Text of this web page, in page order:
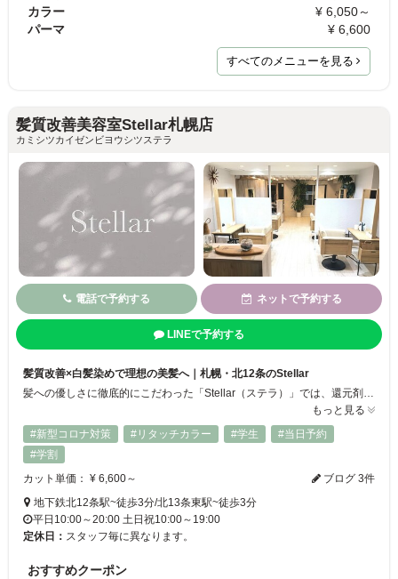
カラー
¥ 6,050～
パーマ
¥ 6,600
すべてのメニューを見る
髪質改善美容室Stellar札幌店
カミシツカイゼンビヨウシツステラ
電話で予約する ネットで予約する
LINEで予約する
髪質改善×白髪染めで理想の美髪へ｜札幌・北12条のStellar
髪への優しさに徹底的にこだわった「Stellar（ステラ）」では、還元剤を使わない髪質改善と白髪染めを融合。毎月染めても傷みにくく、気になる白髪も上品にカバーします。しっかり染めたい方も、オシャレにぼかしたい方もお任せください◎カラー後とは思えないしなやかな仕上がりに感動♪美しい髪を長く楽しめる、ダメージレスな施術を求める方に☆
もっと見る
#新型コロナ対策
#リタッチカラー #学生
#当日予約
#学割
カット単価： ¥ 6,600～
ブログ 3件
地下鉄北12条駅~徒歩3分/北13条東駅~徒歩3分
平日10:00～20:00 土日祝10:00～19:00
定休日： スタッフ毎に異なります。
おすすめクーポン